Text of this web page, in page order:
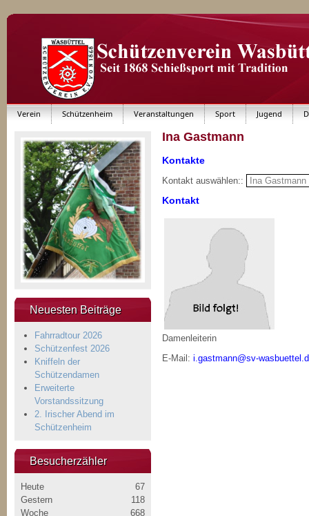
Verein Schützenheim Veranstaltungen Sport Jugend
Ina Gastmann
Kontakte
Kontakt auswählen::
Kontakt
Damenleiterin
E-Mail: i.gastmann@sv-
Neuesten Beiträge
Fahrradtour 2026
Schützenfest 2026
Kniffeln der
Schützendamen
Erweiterte
Vorstandssitzung
2. Irischer Abend im
Schützenheim
Besucherzähler
Heute
67
Gestern
118
Woche
668